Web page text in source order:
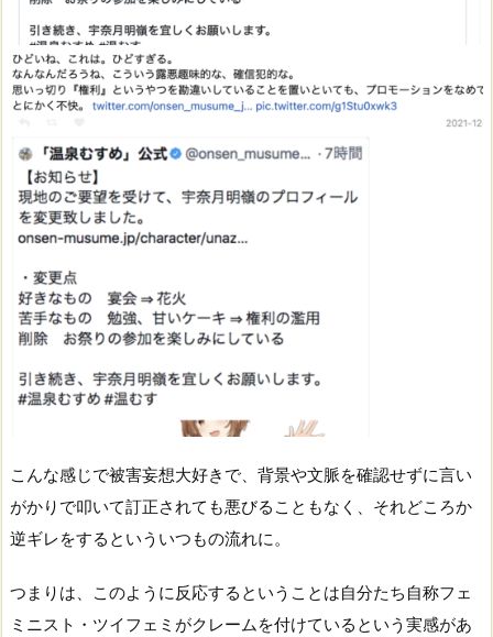
こんな感じで被害妄想大好きで、背景や文脈を確認せずに言い
がかりで叩いて訂正されても悪びることもなく、それどころか
逆ギレをするといういつもの流れに。
つまりは、このように反応するということは自分たち自称フェ
ミニスト・ツイフェミがクレームを付けているという実感があ